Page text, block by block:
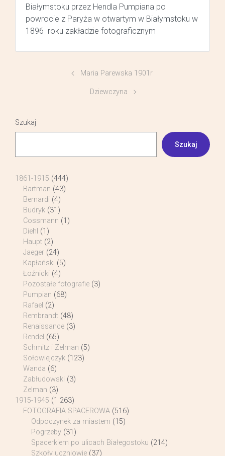
Białymstoku przez Hendla Pumpiana po
powrocie z Paryża w otwartym w Białymstoku w
1896 roku zakładzie fotograficznym
Maria Parewska 1901r
Dziewczyna
Szukaj
Szukaj
1861-1915 (444)
Bartman (43)
Bernardi (4)
Budryk (31)
Cossmann (1)
Diehl (1)
Haupt (2)
Jaeger (24)
Kapłański (5)
Łoźnicki (4)
Pozostałe fotografie (3)
Pumpian (68)
Rafael (2)
Rembrandt (48)
Renaissance (3)
Rendel (65)
Schmitz i Zelman (5)
Sołowiejczyk (123)
Wanda (6)
Zabłudowski (3)
Zelman (3)
1915-1945 (1 263)
FOTOGRAFIA SPACEROWA (516)
Odpoczynek za miastem (15)
Pogrzeby (31)
Spacerkiem po ulicach Białegostoku (214)
Szkoły uczniowie (37)